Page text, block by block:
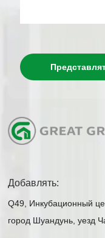
Добавлять:
Q49, Инкубационный
город Шуандунь, уезд